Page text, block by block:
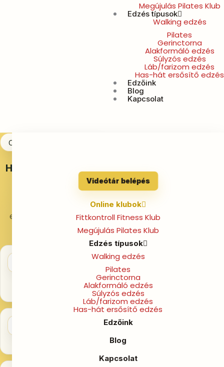
Megújulás Pilates Klub
Edzés típusok
Walking edzés
Pilates
Gerinctorna
Alakformáló edzés
Súlyzós edzés
Láb/farizom edzés
Has-hát ersősítő edzés
Edzőink
Blog
Kapcsolat
Videótár belépés
Online klubok
Fittkontroll Fitness Klub
Megújulás Pilates Klub
Edzés típusok
Walking edzés
Pilates
Gerinctorna
Alakformáló edzés
Súlyzós edzés
Láb/farizom edzés
Has-hát ersősítő edzés
Edzőink
Blog
Kapcsolat
Otthoni edzések nőknek
Ha érzed, hogy ideje lenne végre magaddal is
foglalkozni…
Otthoni mozgás és támogatás nőknek,
egy olyan közegben, ahol nem kell megfelelned – csak
haladnod a saját tempódban.
Mindig van olyan mozgás, ami belefér a
Nem kell tökéletes időpont, csak egy kis tér
Több út közül is választhatsz